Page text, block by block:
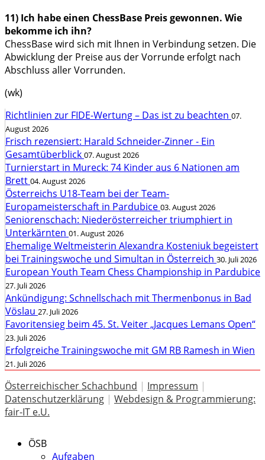
11) Ich habe einen ChessBase Preis gewonnen. Wie
bekomme ich ihn?
ChessBase wird sich mit Ihnen in Verbindung setzen. Die
Abwicklung der Preise aus der Vorrunde erfolgt nach
Abschluss aller Vorrunden.
(wk)
Richtlinien zur FIDE-Wertung – Das ist zu beachten 07.
August 2026
Frisch rezensiert: Harald Schneider-Zinner - Ein
Gesamtüberblick 07. August 2026
Turnierstart in Mureck: 74 Kinder aus 6 Nationen am
Brett 04. August 2026
Österreichs U18-Team bei der Team-
Europameisterschaft in Pardubice 03. August 2026
Seniorenschach: Niederösterreicher triumphiert in
Unterkärnten 01. August 2026
Ehemalige Weltmeisterin Alexandra Kosteniuk begeistert
bei Trainingswoche und Simultan in Österreich 30. Juli 2026
European Youth Team Chess Championship in Pardubice
27. Juli 2026
Ankündigung: Schnellschach mit Thermenbonus in Bad
Vöslau 27. Juli 2026
Favoritensieg beim 45. St. Veiter „Jacques Lemans Open“
23. Juli 2026
Erfolgreiche Trainingswoche mit GM RB Ramesh in Wien
21. Juli 2026
Österreichischer Schachbund | Impressum |
Datenschutzerklärung | Webdesign & Programmierung:
fair-IT e.U.
ÖSB
Aufgaben